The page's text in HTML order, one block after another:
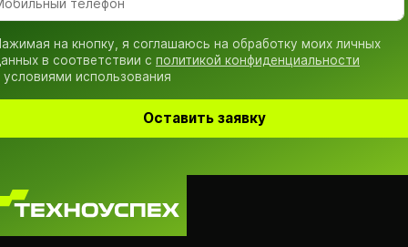
на кнопку, я соглашаюсь на обработку моих личных
в соответствии с политикой конфиденциальности
условиями использования
Оставить заявку